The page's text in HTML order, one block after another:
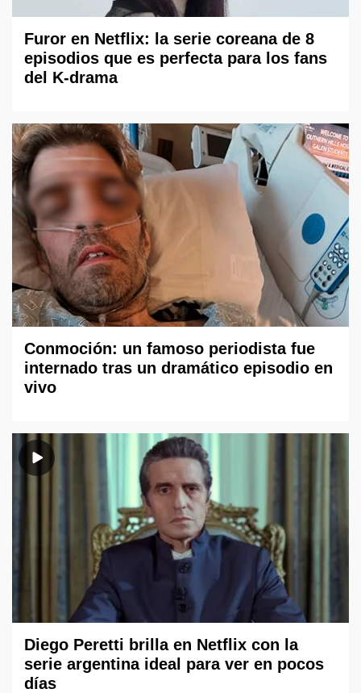
Furor en Netflix: la serie coreana de 8
episodios que es perfecta para los fans
del K-drama
Conmoción: un famoso periodista fue
internado tras un dramático episodio en
vivo
Diego Peretti brilla en Netflix con la
serie argentina ideal para ver en pocos
días